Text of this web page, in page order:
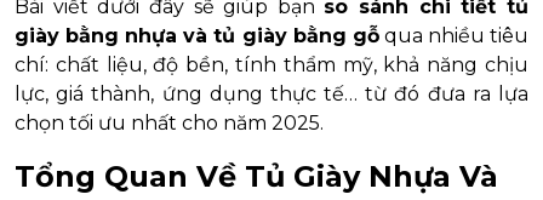
Bài viết dưới đây sẽ giúp bạn so sánh chi tiết tủ
giày bằng nhựa và tủ giày bằng gỗqua nhiều tiêu
chí: chất liệu, độ bền, tính thẩm mỹ, khả năng chịu
lực, giá thành, ứng dụng thực tế… từ đó đưa ra lựa
chọn tối ưu nhất cho năm 2025.
Tổng Quan Về Tủ Giày Nhựa Và